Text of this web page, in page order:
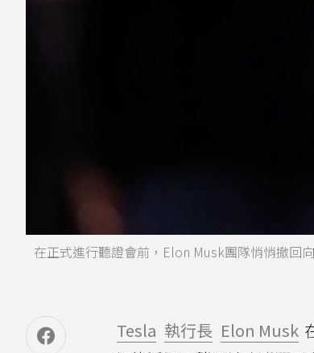
在正式進行聽證會前，Elon Musk團隊悄悄撤回
Tesla 執行長 Elon Musk